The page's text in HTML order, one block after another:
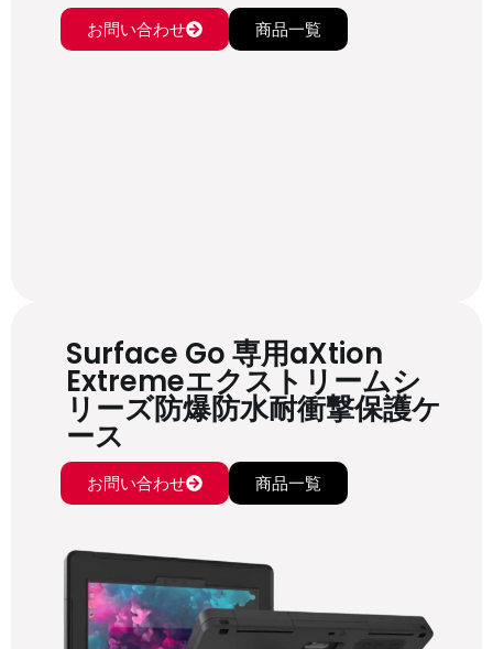
お問い合わせ 商品一覧
Surface Go 専用aXtion
Extremeエクストリームシ
リーズ防爆防水耐衝撃保護ケ
ース
お問い合わせ 商品一覧